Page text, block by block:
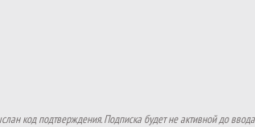
код подтверждения. Подписка будет не активной до